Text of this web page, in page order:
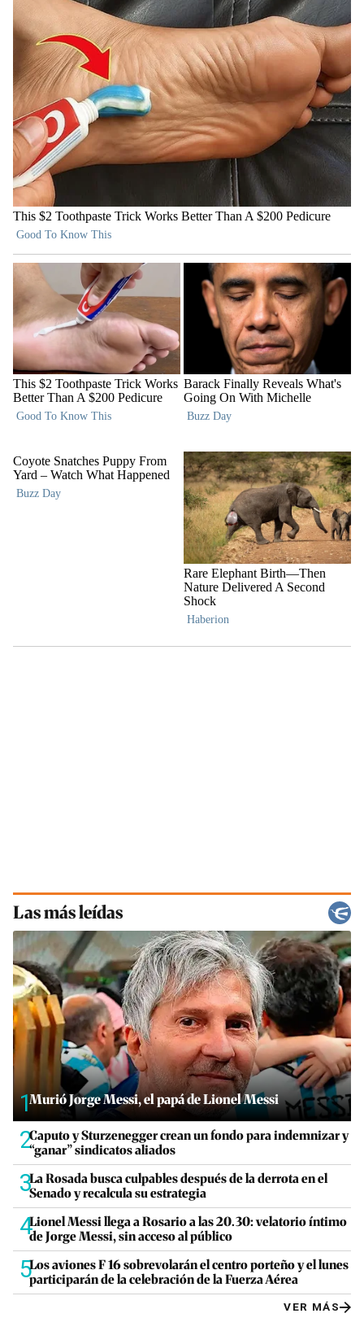
Las más leídas
1Murió Jorge Messi, el papá de Lionel Messi
2Caputo y Sturzenegger crean un fondo para indemnizar y
“ganar” sindicatos aliados
3La Rosada busca culpables después de la derrota en el
Senado y recalcula su estrategia
4Lionel Messi llega a Rosario a las 20.30: velatorio íntimo
de Jorge Messi, sin acceso al público
5Los aviones F 16 sobrevolarán el centro porteño y el lunes
participarán de la celebración de la Fuerza Aérea
VER MÁS